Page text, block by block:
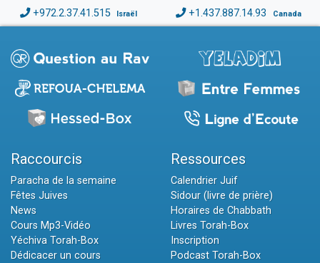
+972.2.37.41.515 Israël +1.437.887.14.93 Canada
Raccourcis
Paracha de la semaine
Fêtes Juives
News
Cours Mp3-Vidéo
Yéchiva Torah-Box
Dédicacer un cours
Ressources
Calendrier Juif
Sidour (livre de prière)
Horaires de Chabbath
Livres Torah-Box
Inscription
Podcast Torah-Box